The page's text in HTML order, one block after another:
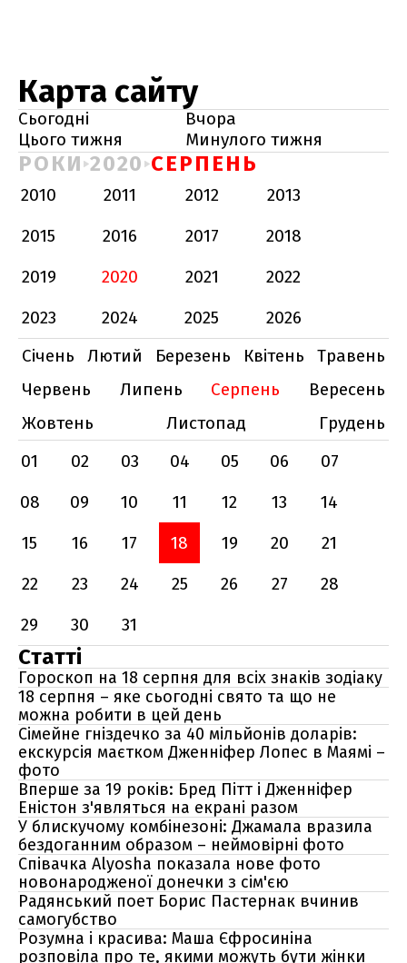
Карта сайту
Сьогодні
Вчора
Цього тижня
Минулого тижня
РОКИ 2020 СЕРПЕНЬ
2010 2011 2012
2013
2015
2016 2017
2018
2019
2020 2021
2022
2023
2024 2025
2026
Січень
Лютий Березень Квітень
Травень
Червень
Липень Серпень
Вересень
Жовтень
Листопад
Грудень
01
02 03 04 05 06
07
08
09 10 11 12 13
14
15
16 17 18 19 20
21
22
23 24 25 26 27
28
29
30 31
Статті
Гороскоп на 18 серпня для всіх знаків зодіаку
18 серпня – яке сьогодні свято та що не
можна робити в цей день
Сімейне гніздечко за 40 мільйонів доларів:
екскурсія маєтком Дженніфер Лопес в Маямі –
фото
Вперше за 19 років: Бред Пітт і Дженніфер
Еністон з'являться на екрані разом
У блискучому комбінезоні: Джамала вразила
бездоганним образом – неймовірні фото
Співачка Alyosha показала нове фото
новонародженої донечки з сім'єю
Радянський поет Борис Пастернак вчинив
самогубство
Розумна і красива: Маша Єфросиніна
розповіла про те, якими можуть бути жінки